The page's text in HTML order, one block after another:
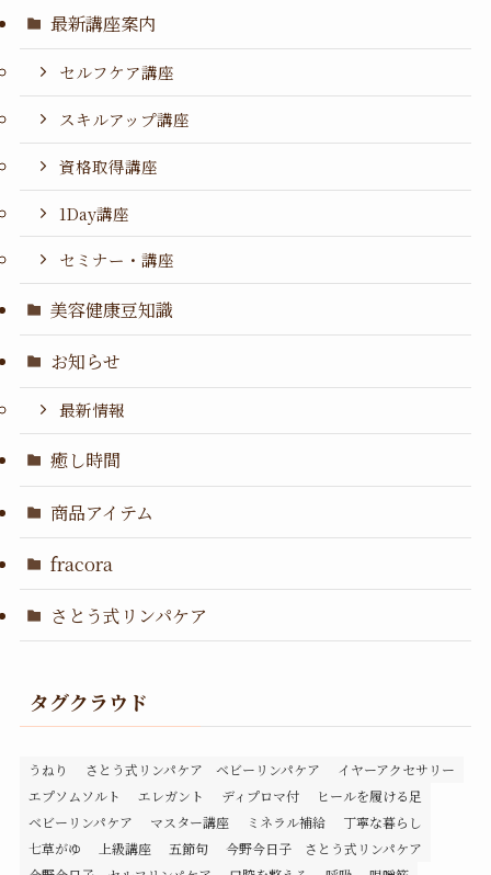
最新講座案内
セルフケア講座
スキルアップ講座
資格取得講座
1Day講座
セミナー・講座
美容健康豆知識
お知らせ
最新情報
癒し時間
商品アイテム
fracora
さとう式リンパケア
タグクラウド
うねり さとう式リンパケア ベビーリンパケア
イヤーアクセサリー
エプソムソルト
エレガント ディプロマ付
ヒールを履ける足
ベビーリンパケア
マスター講座 ミネラル補給
丁寧な暮らし
七草がゆ
上級講座 五節句
今野今日子 さとう式リンパケア